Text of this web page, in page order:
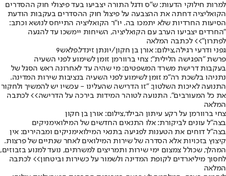
למרות חילוקי הדעות: ש״ס ודגל התורה יצביעו בעד פיצולי חוק ההסדרים
הקואליציה דחתה את ההצבעה על פיצול חוק ההסדרים בעקבות הודעת
הסיעות החרדיות שלא יתמכו בה. יו״ר הקואליציה התייחס לנושא וכתב:
"החרדים יצביעו הערב עם הקואליציה, השיחות יימשכו עד להגעה
לפתרון">> לכתבה המלאה
גפני ודרעי רגילה,צילום: אורן בן חקון/יונתן זינדל.פלאש9
פרשת "הפגישה הלילית": צחי ברוורמן זומן לשימוע לפני השעיה
בעקבות דרישת משרד המשפטים: מי שהיה עד לאחרונה ראש הסגל של
נתניהו בלשכת רה"מ זומן לשימוע לפני השעיה בנציבות שירות המדינה.
התנועה לאיכות השלטון: "זו הדרישה שהעלינו - עכשיו יש להמשיך ולחקור
את כל המעורבים". התנועה לטוהר המידות בירכה על הדרישה>> לכתבה
המלאה
צחי ברוורמן על רקע עיתון הבילד,צילום: אורן בן חקון
בצה"ל עונים לביקורת: אלו התנאים החדשים של המילואימניקים
בצה"ל דוחים את הטענות לפגיעה בתנאי המילואימניקים ומבהירים: אין
קיצוץ בזכויות אלא הסדרה של שירות המילואים לאחר שנתיים של פרצות.
המהלך, שכולל צמצום ימי שירות ותמריצים למשרתים, נועד למנוע בזבוזים,
לחסוך מיליארדים לקופת המדינה ולשמור על כשירות וביטחון>> לכתבה
המלאה